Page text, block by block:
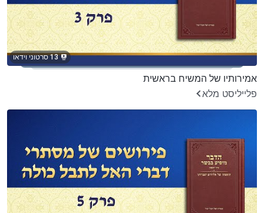
13 סרטוני וידאו
אמירותיו של המשיח בראשית
פלייליסט מלא